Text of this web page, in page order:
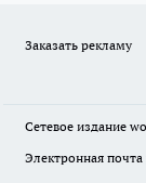
Заказать рекламу
Сетевое издание
Электронная